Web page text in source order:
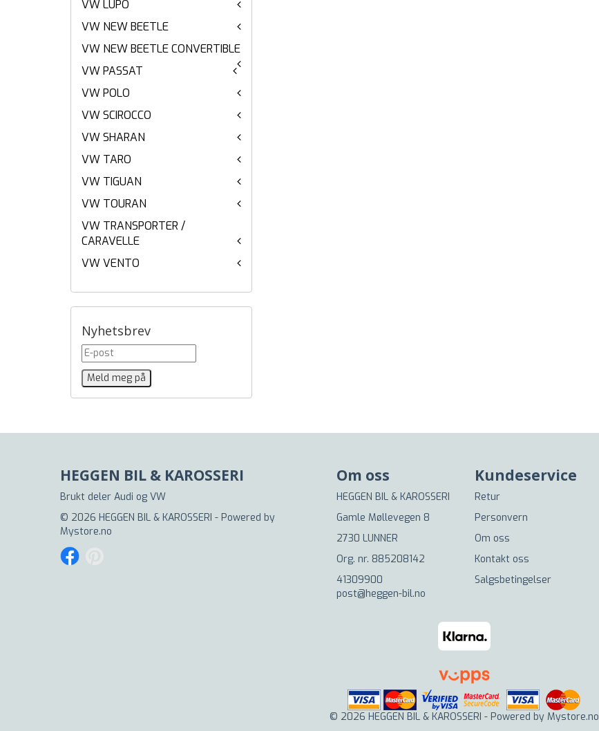
VW LUPO
VW NEW BEETLE
VW NEW BEETLE CONVERTIBLE
VW PASSAT
VW POLO
VW SCIROCCO
VW SHARAN
VW TARO
VW TIGUAN
VW TOURAN
VW TRANSPORTER /
CARAVELLE
VW VENTO
Nyhetsbrev
HEGGEN BIL & KAROSSERI
Brukt deler Audi og VW
© 2026 HEGGEN BIL & KAROSSERI - Powered by
Mystore.no
Om oss
HEGGEN BIL & KAROSSERI
Gamle Møllevegen 8
2730 LUNNER
Org. nr. 885208142
41309900
post@heggen-bil.no
Kundeservice
Retur
Personvern
Om oss
Kontakt oss
Salgsbetingelser
© 2026 HEGGEN BIL & KAROSSERI - Powered by Mystore.no